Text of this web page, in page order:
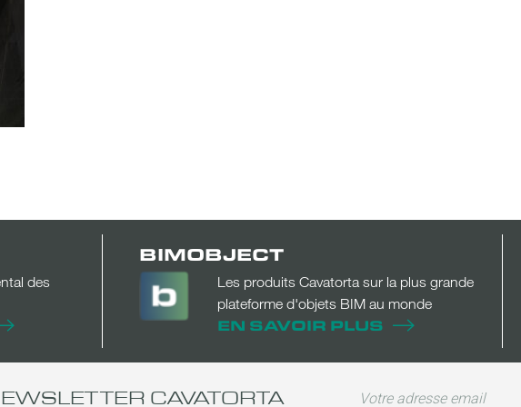
des
BIMOBJECT
Les produits Cavatorta sur la plus grande
plateforme d'objets BIM au monde
EN SAVOIR PLUS
CAVATORTA